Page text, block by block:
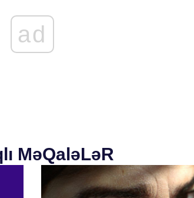
ad
MəQaləLəR